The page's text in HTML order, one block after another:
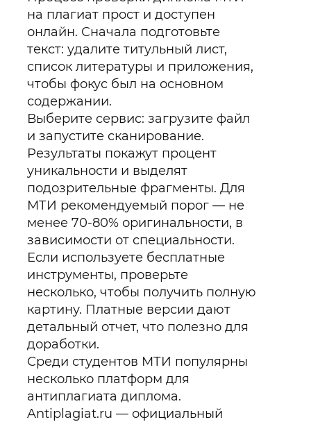
на плагиат прост и доступен
онлайн. Сначала подготовьте
текст: удалите титульный лист,
список литературы и приложения,
чтобы фокус был на основном
содержании.
Выберите сервис: загрузите файл
и запустите сканирование.
Результаты покажут процент
уникальности и выделят
подозрительные фрагменты. Для
МТИ рекомендуемый порог — не
менее 70-80% оригинальности, в
зависимости от специальности.
Если используете бесплатные
инструменты, проверьте
несколько, чтобы получить полную
картину. Платные версии дают
детальный отчет, что полезно для
доработки.
Среди студентов МТИ популярны
несколько платформ для
антиплагиата диплома.
Antiplagiat.ru — официальный